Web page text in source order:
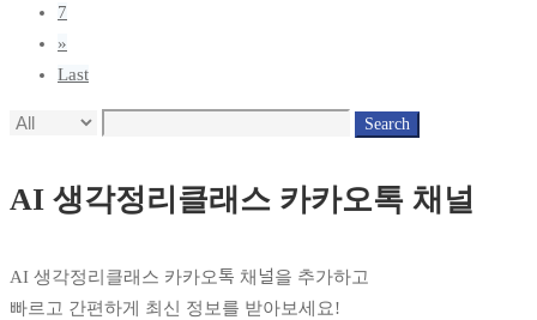
7
»
Last
Search
AI 생각정리클래스 카카오톡 채널
AI 생각정리클래스 카카오톡 채널을 추가하고
빠르고 간편하게 최신 정보를 받아보세요!